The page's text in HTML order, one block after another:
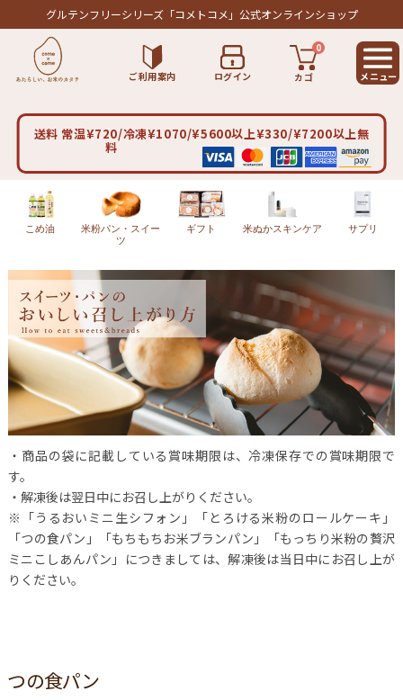
グルテンフリーシリーズ「コメトコメ」公式オンラインショップ
ご利用案内 ログイン カゴ
0
送料 常温¥720/冷凍¥1070/¥5600以上¥330/¥7200以上無
料
こめ油
米粉パン・スイー
ツ
ギフト 米ぬかスキンケア サプリ
・商品の袋に記載している賞味期限は、冷凍保存での賞味期限で
す。
・解凍後は翌日中にお召し上がりください。
※「うるおいミニ生シフォン」「とろける米粉のロールケーキ」
「つの食パン」「もちもちお米ブランパン」「もっちり米粉の贅沢
ミニこしあんパン」につきましては、解凍後は当日中にお召し上が
りください。
つの食パン